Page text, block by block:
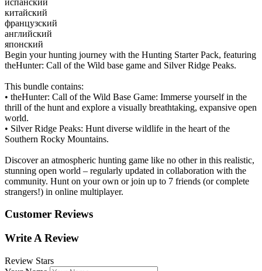
китайский
французский
английский
японский
Begin your hunting journey with the Hunting Starter Pack, featuring
theHunter: Call of the Wild base game and Silver Ridge Peaks.
This bundle contains:
• theHunter: Call of the Wild Base Game: Immerse yourself in the
thrill of the hunt and explore a visually breathtaking, expansive open
world.
• Silver Ridge Peaks: Hunt diverse wildlife in the heart of the
Southern Rocky Mountains.
Discover an atmospheric hunting game like no other in this realistic,
stunning open world – regularly updated in collaboration with the
community. Hunt on your own or join up to 7 friends (or complete
strangers!) in online multiplayer.
Customer Reviews
Write A Review
Review Stars